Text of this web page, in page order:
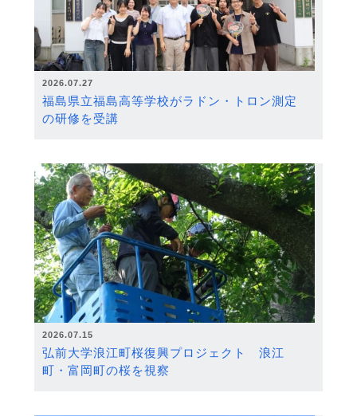
2026.07.27
福島県立福島高等学校がラドン・トロン測定
の研修を受講
2026.07.15
弘前大学浪江町桜復興プロジェクト 浪江
町・富岡町の桜を視察